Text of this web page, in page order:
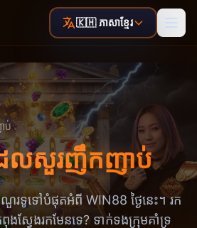
🇰🇭 ភាសាខ្មែរ
ប់
លសួរញឹកញាប់
រទូទៅបំផុតអំពី WIN88 ថ្ងៃនេះ។ រក
ស្វែងរកមែនទេ? ទាក់ទងក្រុមគាំទ្រ